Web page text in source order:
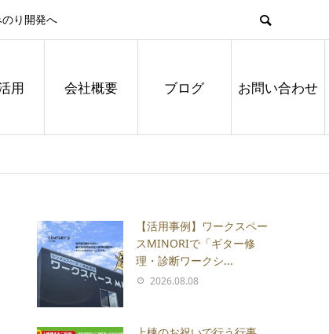
り開発へ
用 会社概要 ブログ お問い合わせ
【活用事例】ワークスペー
スMINORIで「ギター修
理・診断ワークシ...
2026.08.08